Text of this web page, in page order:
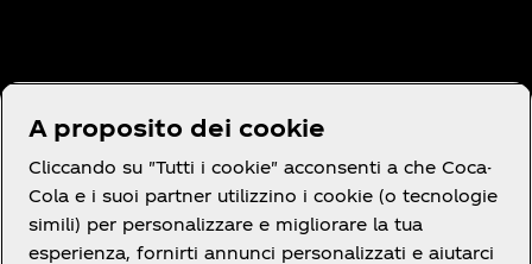
Hai bisogno di aiuto?
Termini e Condizioni
A proposito dei cookie
Cliccando su "Tutti i cookie" acconsenti a che Coca-
Cola e i suoi partner utilizzino i cookie (o tecnologie
simili) per personalizzare e migliorare la tua
esperienza, fornirti annunci personalizzati e aiutarci